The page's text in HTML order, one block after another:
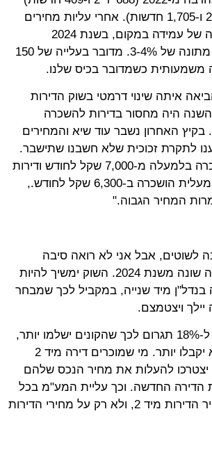
ומ-2021 (1,367 יד 2 ו-1,705 חדשות). אחרי עליות מחירים
משמעותיות ואז שנה של עמידה במקום, בשנת 2024
המחירים עלו עליה מתונה של 3-4%. מדובר בעלייה של 150
משמעותית כשמדובר בכיס שלנו.
איתה שינוי דרמטי בשוק הדירות
היה מחסור בדירות להשכרה
בקיץ האחרון נשבר עוד שיא והמחירים
15%. הגענו לתקרת זכוכית שלא חשבנו שתישבר.
דירת 4 חדרים הושכרה בלמעלה מ-7,000 שקל לחודש ודירות
ודירת 3 חדרים בלי מעלית הושכרה ב-6,300 שקל לחודש.,
המחיר הגבוה."
לשוטים, אבל אני לא רואה סיבה
שהשנה הבאה תהיה שונה משנת 2024. השוק ימשיך להיות
בנדל"ן מיד שנייה, במקביל לכך שמבחר
ויצטמצם.
העלייה של המע"מ ל-18% תגרום לכך שהקונים ישלמו יותר,
בעוד שהקבלנים לא יקבלו יותר. מי שמוכרים דירה מיד 2
יצטרכו להעלות את מחיר הנכס שלהם
הדירה החדשה. וכך עליית המע"מ בכל
זאת תשפיע על מחיר הדירות מיד 2, ולא רק על מחירי הדירות